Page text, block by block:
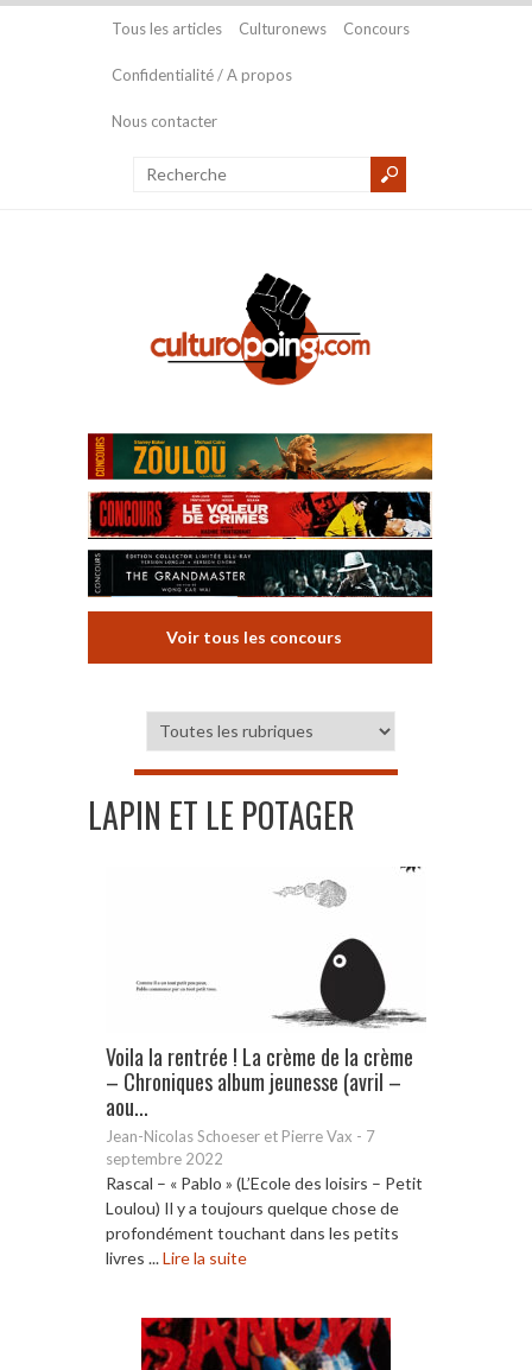
Tous les articles Culturonews Concours
Confidentialité / A propos
Nous contacter
Voir tous les concours
LAPIN ET LE POTAGER
Voila la rentrée ! La crème de la crème
– Chroniques album jeunesse (avril –
aou...
Jean-Nicolas Schoeser et Pierre Vax - 7
septembre 2022
Rascal – « Pablo » (L’Ecole des loisirs – Petit
Loulou) Il y a toujours quelque chose de
profondément touchant dans les petits
livres ...Lire la suite